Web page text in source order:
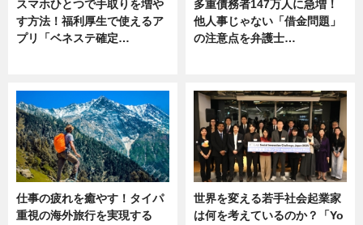
スマホひとつで手取りを増や
す方法！福利厚生で使えるア
プリ「ベネステ確定…
多重債務者147万人に急増！
他人事じゃない「借金問題」
の注意点を弁護士…
仕事の疲れを癒やす！タイパ
重視の海外旅行を実現する
世界を変える若手社会起業家
は何を考えているのか？「Yo